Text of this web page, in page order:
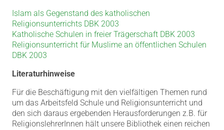
Islam als Gegenstand des katholischen
Religionsunterrichts DBK 2003
Katholische Schulen in freier Trägerschaft DBK 2003
Religionsunterricht für Muslime an öffentlichen Schulen
DBK 2003
Literaturhinweise
Für die Beschäftigung mit den vielfältigen Themen rund
um das Arbeitsfeld Schule und Religionsunterricht und
den sich daraus ergebenden Herausforderungen z.B. für
ReligionslehrerInnen hält unsere Bibliothek einen reichen